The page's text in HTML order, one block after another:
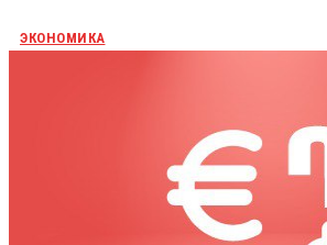
ЭКОНОМИКА